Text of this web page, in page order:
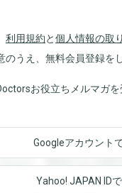
利用規約と個人情報の取
のうえ、無料会員登録を
お役立ちメルマガを
ます。登録すると回
ると回答を閲覧する
Googleアカウント
Yahoo! JAPAN ID